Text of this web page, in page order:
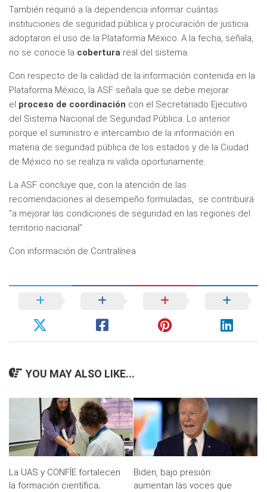
También requirió a la dependencia informar cuántas
instituciones de seguridad pública y procuración de justicia
adoptaron el uso de la Plataforma México. A la fecha, señala,
no se conoce la cobertura real del sistema.
Con respecto de la calidad de la información contenida en la
Plataforma México, la ASF señala que se debe mejorar
el proceso de coordinación con el Secretariado Ejecutivo
del Sistema Nacional de Seguridad Pública. Lo anterior
porque el suministro e intercambio de la información en
materia de seguridad pública de los estados y de la Ciudad
de México no se realiza ni valida oportunamente.
La ASF concluye que, con la atención de las
recomendaciones al desempeño formuladas, se contribuirá
“a mejorar las condiciones de seguridad en las regiones del
territorio nacional”.
Con información de Contralínea
YOU MAY ALSO LIKE...
La UAS y CONFÍE fortalecen
la formación científica;
Biden, bajo presión:
aumentan las voces que